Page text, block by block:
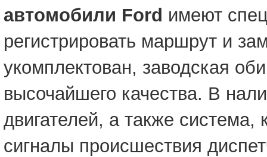
автомобили Ford имеют
регистрировать маршрут и
укомплектован, заводская
высочайшего качества. В
двигателей, а также система,
сигналы происшествия